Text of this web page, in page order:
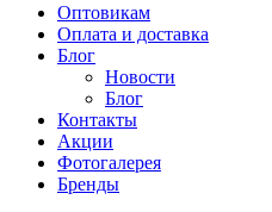
Оптовикам
Оплата и доставка
Блог
Новости
Блог
Контакты
Акции
Фотогалерея
Бренды